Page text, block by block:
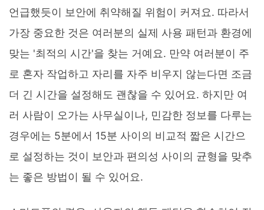
언급했듯이 보안에 취약해질 위험이 커져요. 따라서
가장 중요한 것은 여러분의 실제 사용 패턴과 환경에
맞는 '최적의 시간'을 찾는 거예요. 만약 여러분이 주
로 혼자 작업하고 자리를 자주 비우지 않는다면 조금
더 긴 시간을 설정해도 괜찮을 수 있어요. 하지만 여
러 사람이 오가는 사무실이나, 민감한 정보를 다루는
경우에는 5분에서 15분 사이의 비교적 짧은 시간으
로 설정하는 것이 보안과 편의성 사이의 균형을 맞추
는 좋은 방법이 될 수 있어요.